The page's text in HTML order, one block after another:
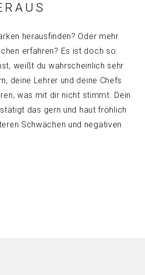
herausfinden? Oder mehr
erfahren? Es ist doch so:
weißt du wahrscheinlich sehr
deine Lehrer und deine Chefs
was mit dir nicht stimmt. Dein
das gern und haut fröhlich
Schwächen und negativen